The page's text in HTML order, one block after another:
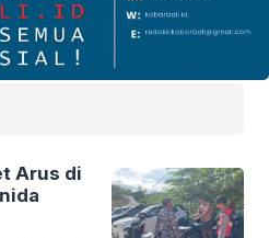
Arus di